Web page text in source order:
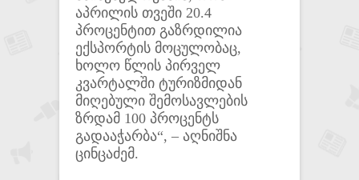
აპრილის თვეში 20.4
პროცენტით გაზრდილია
ექსპორტის მოცულობაც,
ხოლო წლის პირველ
კვარტალში ტურიზმიდან
მიღებული შემოსავლების
ზრდამ 100 პროცენტს
გადააჭარბა“, – აღნიშნა
ცინცაძემ.